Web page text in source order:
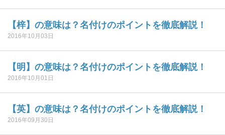
【梓】の意味は？名付けのポイントを徹底解説！
2016年10月03日
【明】の意味は？名付けのポイントを徹底解説！
2016年10月01日
【英】の意味は？名付けのポイントを徹底解説！
2016年09月30日